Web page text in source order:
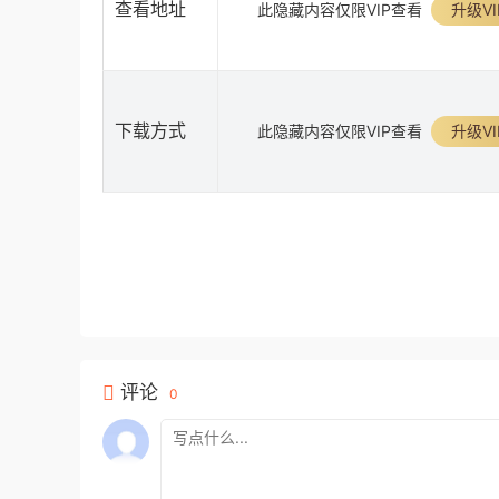
查看地址 此隐藏内容仅限VIP查看 升级
下载方式 此隐藏内容仅限VIP查看 升级
评论 0